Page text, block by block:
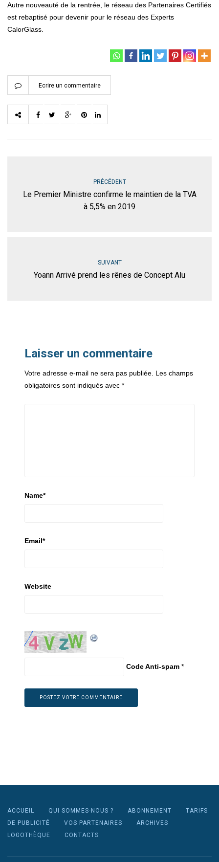
Autre nouveauté de la rentrée, le réseau des Partenaires Certifiés
est rebaptisé pour devenir pour le réseau des Experts
CalorGlass.
Ecrire un commentaire
PRÉCÉDENT
Le Premier Ministre confirme le maintien de la TVA
à 5,5% en 2019
SUIVANT
Yoann Arrivé prend les rênes de Concept Alu
Laisser un commentaire
Votre adresse e-mail ne sera pas publiée. Les champs
obligatoires sont indiqués avec *
Name*
Email*
Website
Code Anti-spam *
ACCUEIL QUI SOMMES-NOUS ? ABONNEMENT
TARIFS
DE PUBLICITÉ
VOS PARTENAIRES
ARCHIVES
LOGOTHÈQUE
CONTACTS